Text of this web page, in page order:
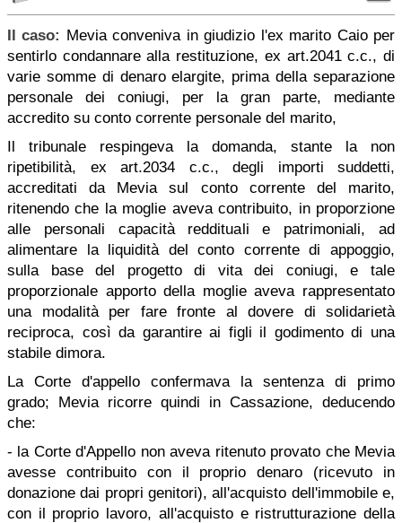
Il caso: Mevia conveniva in giudizio l'ex marito Caio per
sentirlo condannare alla restituzione, ex art.2041 c.c., di
varie somme di denaro elargite, prima della separazione
personale dei coniugi, per la gran parte, mediante
accredito su conto corrente personale del marito,
Il tribunale respingeva la domanda, stante la non
ripetibilità, ex art.2034 c.c., degli importi suddetti,
accreditati da Mevia sul conto corrente del marito,
ritenendo che la moglie aveva contribuito, in proporzione
alle personali capacità reddituali e patrimoniali, ad
alimentare la liquidità del conto corrente di appoggio,
sulla base del progetto di vita dei coniugi, e tale
proporzionale apporto della moglie aveva rappresentato
una modalità per fare fronte al dovere di solidarietà
reciproca, così da garantire ai figli il godimento di una
stabile dimora.
La Corte d'appello confermava la sentenza di primo
grado; Mevia ricorre quindi in Cassazione, deducendo
che:
- la Corte d'Appello non aveva ritenuto provato che Mevia
avesse contribuito con il proprio denaro (ricevuto in
donazione dai propri genitori), all'acquisto dell'immobile e,
con il proprio lavoro, all'acquisto e ristrutturazione della